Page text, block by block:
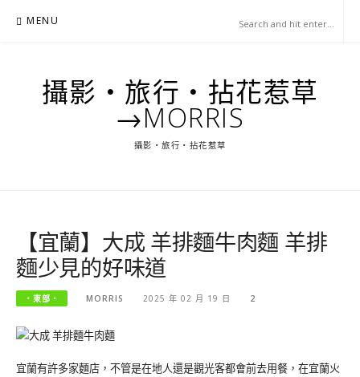
MENU
攝影‧旅行‧拈花惹草
→MORRIS
攝影‧旅行‧拈花惹草
【宜蘭】大成 羊排麵牛肉麵 羊排
麵少見的好味道
‧東部‧ MORRIS 2025 年 02 月 19 日 2
宜蘭有許多家麵店，不管是在地人還是觀光客都會前去用餐，在宜蘭火